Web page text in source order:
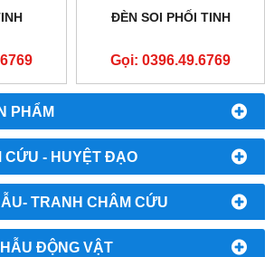
PHẨM
CỨU - HUYỆT ĐẠO
TRANH CHÂM CỨU
ĐỘNG VẬT
ĐÈN SOI PHỐI TINH
Gọi: 0396.49.6769